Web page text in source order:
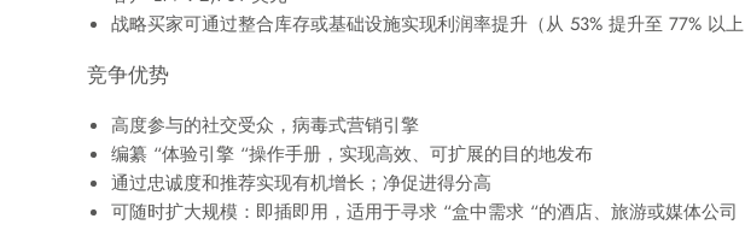
战略买家可通过整合库存或基础设施实现利润率提升（从 53% 提升至 77% 以上
竞争优势
高度参与的社交受众，病毒式营销引擎
编纂 “体验引擎 “操作手册，实现高效、可扩展的目的地发布
通过忠诚度和推荐实现有机增长；净促进得分高
可随时扩大规模：即插即用，适用于寻求 “盒中需求 “的酒店、旅游或媒体公司